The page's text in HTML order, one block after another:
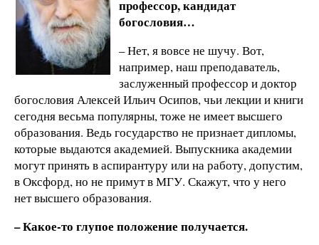
профессор, кандидат
богословия…
– Нет, я вовсе не шучу. Вот,
например, наш преподаватель,
заслуженный профессор и доктор
богословия Алексей Ильич Осипов, чьи лекции и книги
сегодня весьма популярны, тоже не имеет высшего
образования. Ведь государство не признает дипломы,
которые выдаются академией. Выпускника академии
могут принять в аспирантуру или на работу, допустим,
в Оксфорд, но не примут в МГУ. Скажут, что у него
нет высшего образования.
– Какое-то глупое положение получается.